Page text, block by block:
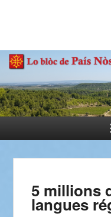
5 millions
langues